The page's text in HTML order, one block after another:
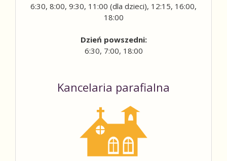
6:30, 8:00, 9:30, 11:00 (dla dzieci), 12:15, 16:00,
18:00
Dzień powszedni:
6:30, 7:00, 18:00
Kancelaria parafialna